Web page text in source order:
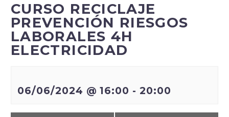
CURSO RECICLAJE
PREVENCIÓN RIESGOS
LABORALES 4H
ELECTRICIDAD
06/06/2024 @ 16:00 -20:00